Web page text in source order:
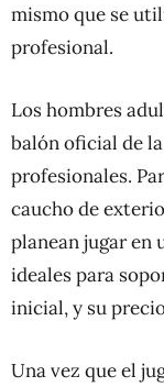
mismo que se
profesional.
Los hombres
balón oficial de
profesionales.
caucho de
planean jugar en
ideales para
inicial, y su
Una vez que el